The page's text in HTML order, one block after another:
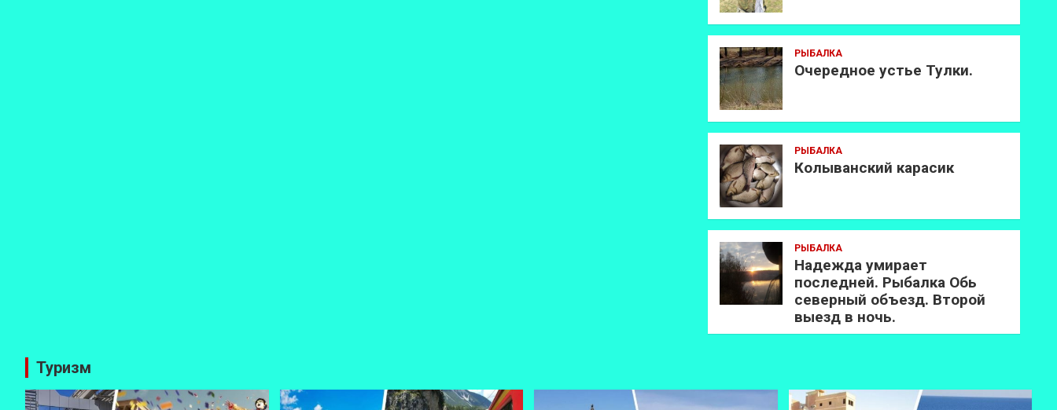
РЫБАЛКА
Очередное устье Тулки.
РЫБАЛКА
Колыванский карасик
РЫБАЛКА
Надежда умирает
последней. Рыбалка Обь
северный объезд. Второй
выезд в ночь.
Туризм